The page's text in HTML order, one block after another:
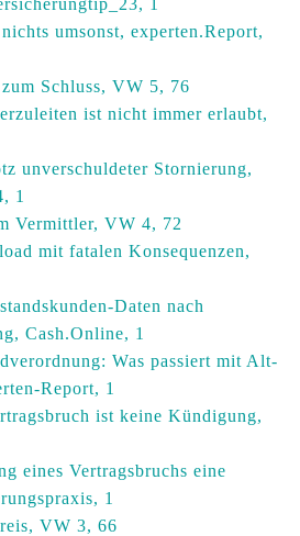
1
umsonst, experten.Report,
Schluss, VW 5, 76
ist nicht immer erlaubt,
unverschuldeter Stornierung,
1
Vermittler, VW 4, 72
mit fatalen Konsequenzen,
Daten nach
Cash.Online, 1
Was passiert mit Alt-
Report, 1
ist keine Kündigung,
eines Vertragsbruchs eine
1
VW 3, 66